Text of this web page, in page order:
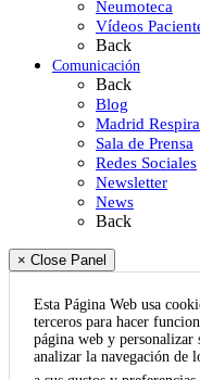
Neumoteca
Vídeos
Back
Comunicación
Back
Blog
Madrid Respira
Sala de Prensa
Redes Sociales
Newsletter
News
Back
× Close Panel
Esta Página Web usa
terceros para hacer
página web y personalizar
analizar la navegación de